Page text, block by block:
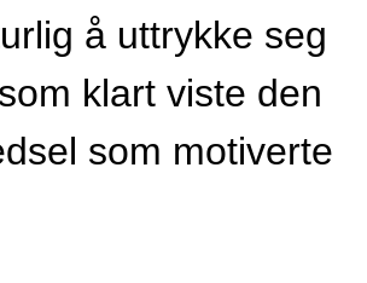
å uttrykke seg
klart viste den
som motiverte